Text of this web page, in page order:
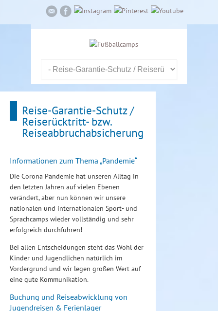
Reise-Garantie-Schutz /
Reiserücktritt- bzw.
Reiseabbruchabsicherung
Informationen zum Thema „Pandemie“
Die Corona Pandemie hat unseren Alltag in
den letzten Jahren auf vielen Ebenen
verändert, aber nun können wir unsere
nationalen und internationalen Sport- und
Sprachcamps wieder vollständig und sehr
erfolgreich durchführen!
Bei allen Entscheidungen steht das Wohl der
Kinder und Jugendlichen natürlich im
Vordergrund und wir legen großen Wert auf
eine gute Kommunikation.
Buchung und Reiseabwicklung von
Jugendreisen & Ferienlager